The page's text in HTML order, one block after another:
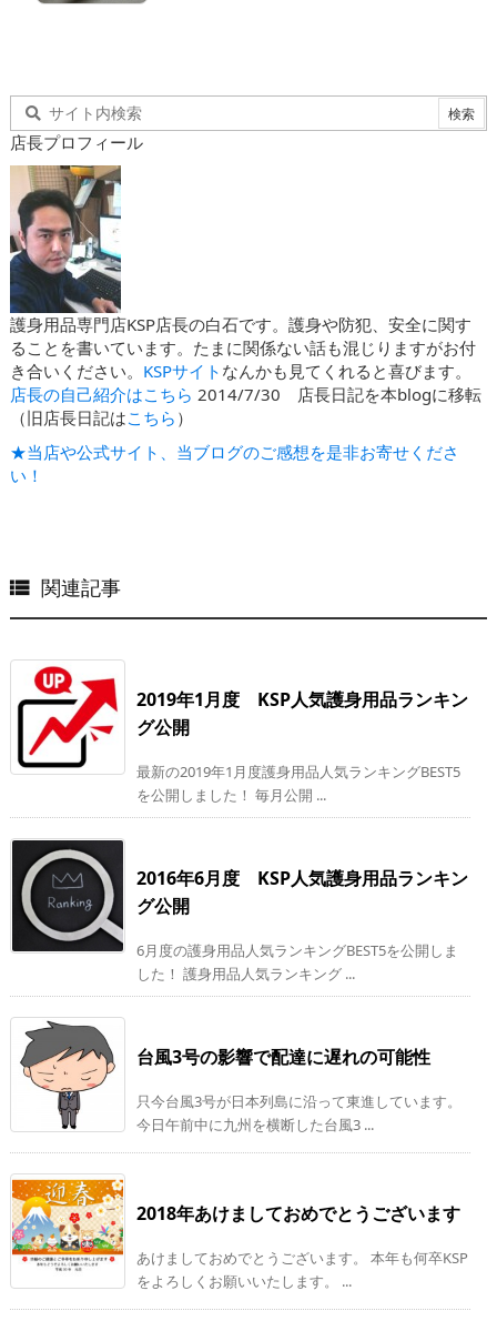
店長プロフィール
護身用品専門店KSP店長の白石です。護身や防犯、安全に関す
ることを書いています。たまに関係ない話も混じりますがお付
き合いください。 KSPサイト なんかも見てくれると喜びます。
店長の自己紹介はこちら 2014/7/30 店長日記を本blogに移転
（旧店長日記はこちら ）
★当店や公式サイト、当ブログのご感想を是非お寄せくださ
い！
 関連記事
2019年1月度 KSP人気護身用品ランキン
グ公開
最新の2019年1月度護身用品人気ランキングBEST5
を公開しました！ 毎月公開 ...
2016年6月度 KSP人気護身用品ランキン
グ公開
6月度の護身用品人気ランキングBEST5を公開しま
した！ 護身用品人気ランキング ...
台風3号の影響で配達に遅れの可能性
只今台風3号が日本列島に沿って東進しています。
今日午前中に九州を横断した台風3 ...
2018年あけましておめでとうございます
あけましておめでとうございます。 本年も何卒KSP
をよろしくお願いいたします。 ...